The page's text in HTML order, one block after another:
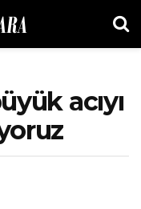
acıyı